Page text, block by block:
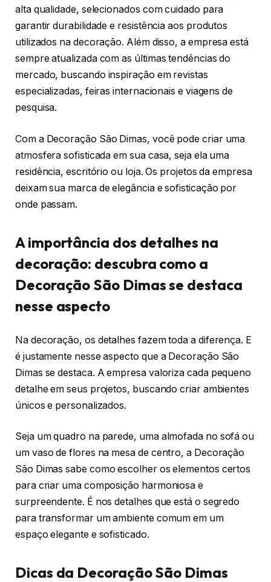
alta qualidade, selecionados com cuidado para
garantir durabilidade e resistência aos produtos
utilizados na decoração. Além disso, a empresa está
sempre atualizada com as últimas tendências do
mercado, buscando inspiração em revistas
especializadas, feiras internacionais e viagens de
pesquisa.
Com a Decoração São Dimas, você pode criar uma
atmosfera sofisticada em sua casa, seja ela uma
residência, escritório ou loja. Os projetos da empresa
deixam sua marca de elegância e sofisticação por
onde passam.
A importância dos detalhes na
decoração: descubra como a
Decoração São Dimas se destaca
nesse aspecto
Na decoração, os detalhes fazem toda a diferença. E
é justamente nesse aspecto que a Decoração São
Dimas se destaca. A empresa valoriza cada pequeno
detalhe em seus projetos, buscando criar ambientes
únicos e personalizados.
Seja um quadro na parede, uma almofada no sofá ou
um vaso de flores na mesa de centro, a Decoração
São Dimas sabe como escolher os elementos certos
para criar uma composição harmoniosa e
surpreendente. É nos detalhes que está o segredo
para transformar um ambiente comum em um
espaço elegante e sofisticado.
Dicas da Decoração São Dimas